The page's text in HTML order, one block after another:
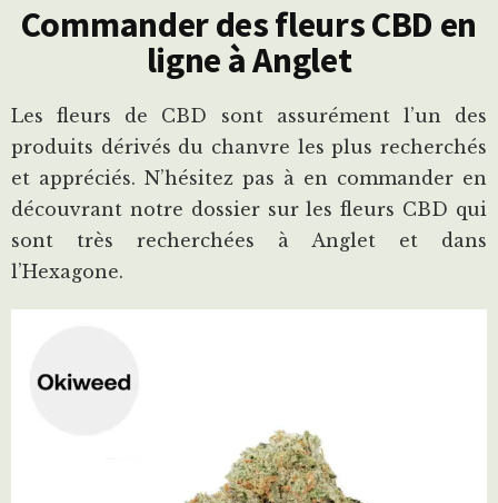
Commander des fleurs CBD en
ligne à Anglet
Les fleurs de CBD sont assurément l’un des
produits dérivés du chanvre les plus recherchés
et appréciés. N’hésitez pas à en commander en
découvrant notre dossier sur les fleurs CBD qui
sont très recherchées à Anglet et dans
l’Hexagone.